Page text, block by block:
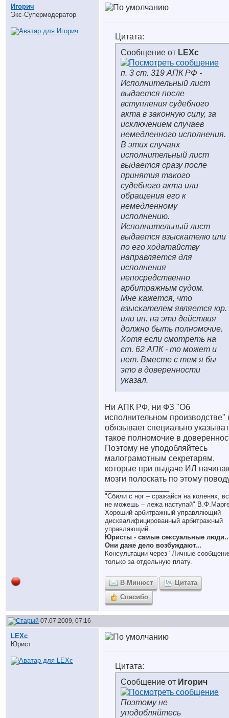
Игорич
Экс-Супермодератор
Цитата:
Сообщение от LEXc
п. 3 ст. 319 АПК РФ -
Исполнительный лист
выдается после
вступления судебного
акта в законную силу, за
исключением случаев
немедленного исполнения.
В этих случаях
исполнительный лист
выдается сразу после
принятия такого
судебного акта или
обращения его к
немедленному
исполнению.
Исполнительный лист
выдается взыскателю или
по его ходатайству
направляется для
исполнения
непосредственно
арбитражным судом.
Мне кажется, что
взыскателем является юр.
или ип. на эти действия
должно быть полномочие.
Хотя если смотреть на
ст. 62 АПК - то может и
нет. Вместе с тем я бы
это в доверенности
указал.
Ни АПК РФ, ни ФЗ "Об
исполнительном производстве"
обязывает специально
такое полномочие в
Поэтому не уподобляйтесь
малограмотным секретарям,
которые при выдаче ИЛ
мозги полоскать по этому
"Сбили с ног – сражайся на коленях,
не можешь – лежа наступай"
Хороший арбитражный управляющий -
дисквалифицированный арбитражный
управляющий.
Юристы - самые сексуальные
Они даже дело возбуждают...
Консультации через "Личные
только за отдельную плату.
В Минюст
Цитата
Спасибо
07.07.2009, 07:16
LEXc
Юрист
Цитата:
Сообщение от Игорич
Поэтому не
уподобляйтесь